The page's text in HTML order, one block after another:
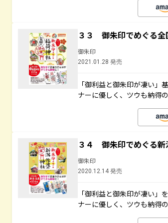
３３ 御朱印でめぐる
御朱印
2021.01.28 発売
「御利益と御朱印が凄い
ナーに優しく、ツウも納得
３４ 御朱印でめぐる
御朱印
2020.12.14 発売
「御利益と御朱印が凄い
ナーに優しく、ツウも納得